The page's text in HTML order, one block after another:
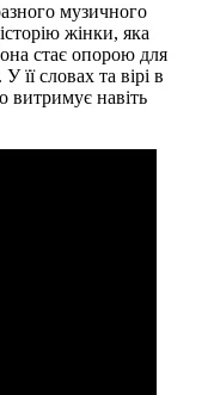
музичного
жінки, яка
стає опорою для
її словах та вірі в
витримує навіть